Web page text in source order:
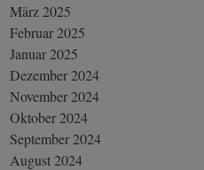
März 2025
Februar 2025
Januar 2025
Dezember 2024
November 2024
Oktober 2024
September 2024
August 2024